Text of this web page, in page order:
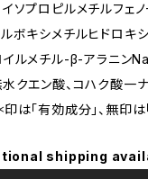
ソプロピルメチルフェノ
ルボキシメチルヒドロキ
イルメチル-β-アラニン
クエン酸、コハク酸一ナ
「有効成分」、無印は
shipping